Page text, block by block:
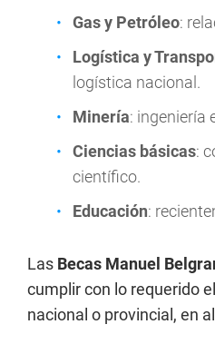
Gas y Petróleo:
Logística y
logística nacional.
Minería: ingeniería
Ciencias básicas:
científico.
Educación:
Las Becas Manuel
cumplir con lo requerido el
nacional o provincial, en